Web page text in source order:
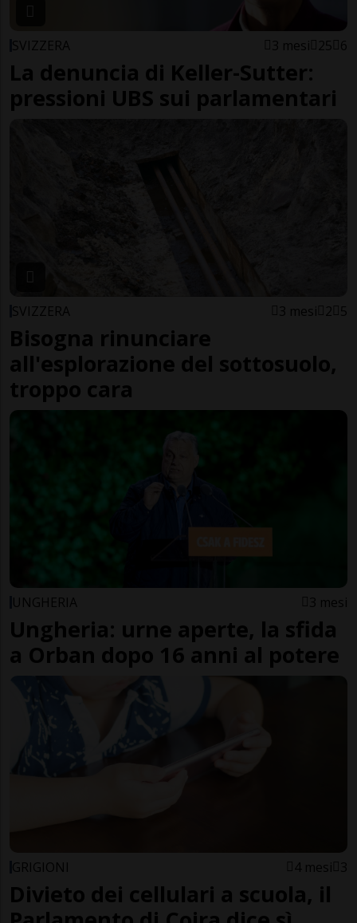
SVIZZERA 3 mesi 25 6
La denuncia di Keller-Sutter:
pressioni UBS sui parlamentari
SVIZZERA 3 mesi 2 5
Bisogna rinunciare
all'esplorazione del sottosuolo,
troppo cara
UNGHERIA 3 mesi
Ungheria: urne aperte, la sfida
a Orban dopo 16 anni al potere
GRIGIONI 4 mesi 3
Divieto dei cellulari a scuola, il